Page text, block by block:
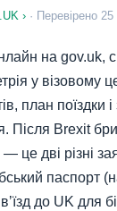
› · Перевірено
на gov.uk,
у візовому
план поїздки і
Після Brexit
це дві різні
паспорт
до UK для